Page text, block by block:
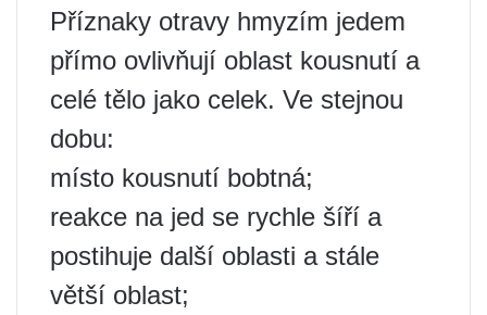
Příznaky otravy hmyzím jedem
přímo ovlivňují oblast kousnutí a
celé tělo jako celek. Ve stejnou
dobu:
místo kousnutí bobtná;
reakce na jed se rychle šíří a
postihuje další oblasti a stále
větší oblast;